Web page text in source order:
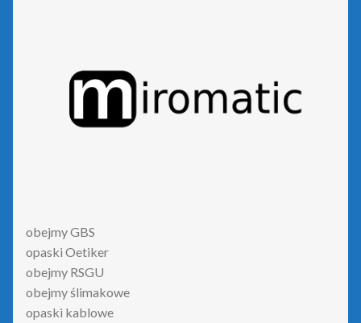
obejmy GBS
opaski Oetiker
obejmy RSGU
obejmy ślimakowe
opaski kablowe